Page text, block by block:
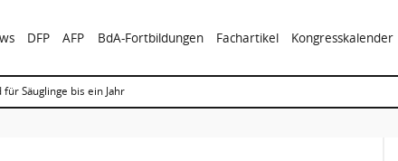
DFP AFP BdA-Fortbildungen Fachartikel Kongresskalender
für Säuglinge bis ein Jahr